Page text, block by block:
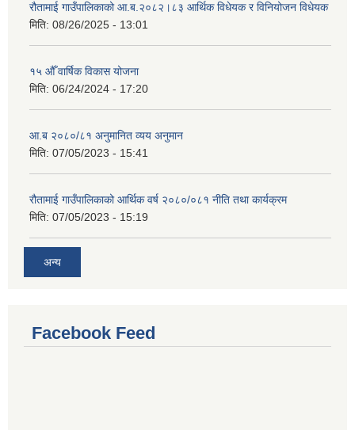
रौतामाई गाउँपालिकाको आ.ब.२०८२।८३ आर्थिक विधेयक र विनियोजन विधेयक
मिति: 08/26/2025 - 13:01
१५ औँ वार्षिक विकास योजना
मिति: 06/24/2024 - 17:20
आ.ब २०८०/८१ अनुमानित व्यय अनुमान
मिति: 07/05/2023 - 15:41
रौतामाई गाउँपालिकाको आर्थिक वर्ष २०८०/०८१ नीति तथा कार्यक्रम
मिति: 07/05/2023 - 15:19
अन्य
Facebook Feed